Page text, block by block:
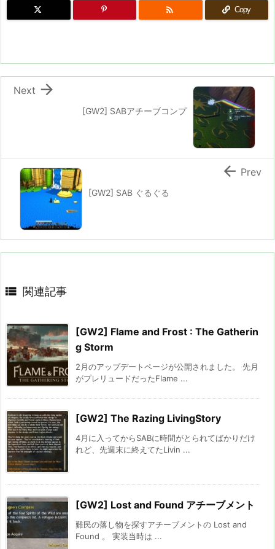
 Copy
[GW2] SABアチーブコンプ

Next
[GW2] SAB ぐるぐる
 Prev
 関連記事
[GW2] Flame and Frost : The Gatherin
g Storm
2月のアップデートページが公開されました。 先月
がプレリュードだったFlame ...
[GW2] The Razing LivingStory
4月に入ってからSABに時間がとられてばかりだけ
れど、先週末に終えてたLivin ...
[GW2] Lost and Found アチーブメント
難民の落し物を探すアチーブメントの Lost and
Found 。 実装当時は ...